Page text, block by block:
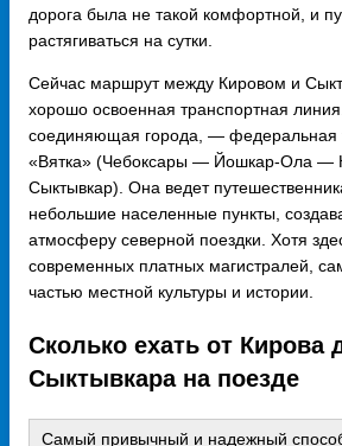
дорога была не такой комфортной, и
растягиваться на сутки.
Сейчас маршрут между Кировом и
хорошо освоенная транспортная
соединяющая города, — федеральная
«Вятка» (Чебоксары — Йошкар-Ола —
Сыктывкар). Она ведет
небольшие населенные пункты,
атмосферу северной поездки. Хотя
современных платных магистралей,
частью местной культуры и истории.
Сколько ехать от Кирова
Сыктывкара на поезде
Самый привычный и надежный